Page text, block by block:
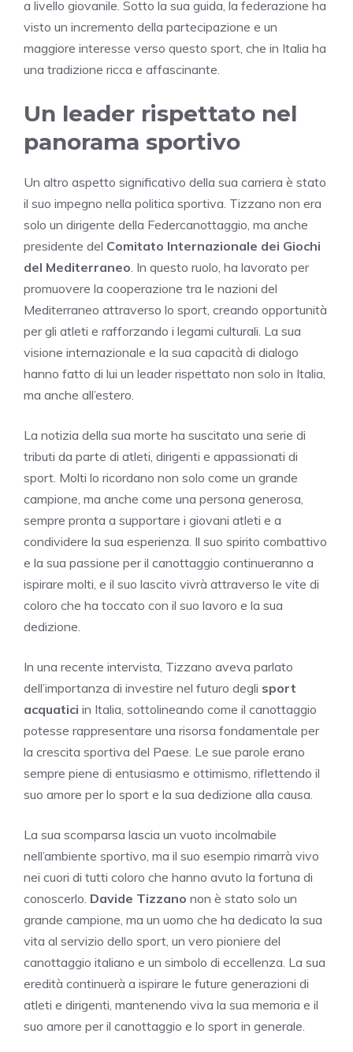
a livello giovanile. Sotto la sua guida, la federazione ha
visto un incremento della partecipazione e un
maggiore interesse verso questo sport, che in Italia ha
una tradizione ricca e affascinante.
Un leader rispettato nel
panorama sportivo
Un altro aspetto significativo della sua carriera è stato
il suo impegno nella politica sportiva. Tizzano non era
solo un dirigente della Federcanottaggio, ma anche
presidente del Comitato Internazionale dei Giochi
del Mediterraneo . In questo ruolo, ha lavorato per
promuovere la cooperazione tra le nazioni del
Mediterraneo attraverso lo sport, creando opportunità
per gli atleti e rafforzando i legami culturali. La sua
visione internazionale e la sua capacità di dialogo
hanno fatto di lui un leader rispettato non solo in Italia,
ma anche all’estero.
La notizia della sua morte ha suscitato una serie di
tributi da parte di atleti, dirigenti e appassionati di
sport. Molti lo ricordano non solo come un grande
campione, ma anche come una persona generosa,
sempre pronta a supportare i giovani atleti e a
condividere la sua esperienza. Il suo spirito combattivo
e la sua passione per il canottaggio continueranno a
ispirare molti, e il suo lascito vivrà attraverso le vite di
coloro che ha toccato con il suo lavoro e la sua
dedizione.
In una recente intervista, Tizzano aveva parlato
dell’importanza di investire nel futuro degli sport
acquatici in Italia, sottolineando come il canottaggio
potesse rappresentare una risorsa fondamentale per
la crescita sportiva del Paese. Le sue parole erano
sempre piene di entusiasmo e ottimismo, riflettendo il
suo amore per lo sport e la sua dedizione alla causa.
La sua scomparsa lascia un vuoto incolmabile
nell’ambiente sportivo, ma il suo esempio rimarrà vivo
nei cuori di tutti coloro che hanno avuto la fortuna di
conoscerlo. Davide Tizzano non è stato solo un
grande campione, ma un uomo che ha dedicato la sua
vita al servizio dello sport, un vero pioniere del
canottaggio italiano e un simbolo di eccellenza. La sua
eredità continuerà a ispirare le future generazioni di
atleti e dirigenti, mantenendo viva la sua memoria e il
suo amore per il canottaggio e lo sport in generale.